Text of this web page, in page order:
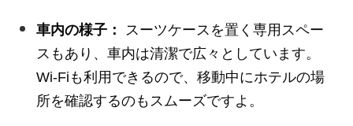
車内の様子：
スーツケースを置く専用スペー
スもあり、車内は清潔で広々としています。
Wi-Fiも利用できるので、移動中にホテルの場
所を確認するのもスムーズですよ。